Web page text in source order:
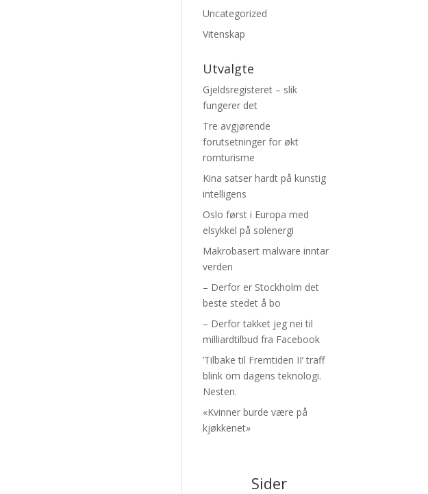
Uncategorized
Vitenskap
Utvalgte
Gjeldsregisteret – slik
fungerer det
Tre avgjørende
forutsetninger for økt
romturisme
Kina satser hardt på kunstig
intelligens
Oslo først i Europa med
elsykkel på solenergi
Makrobasert malware inntar
verden
– Derfor er Stockholm det
beste stedet å bo
– Derfor takket jeg nei til
milliardtilbud fra Facebook
’Tilbake til Fremtiden II’ traff
blink om dagens teknologi.
Nesten.
«Kvinner burde være på
kjøkkenet»
Sider